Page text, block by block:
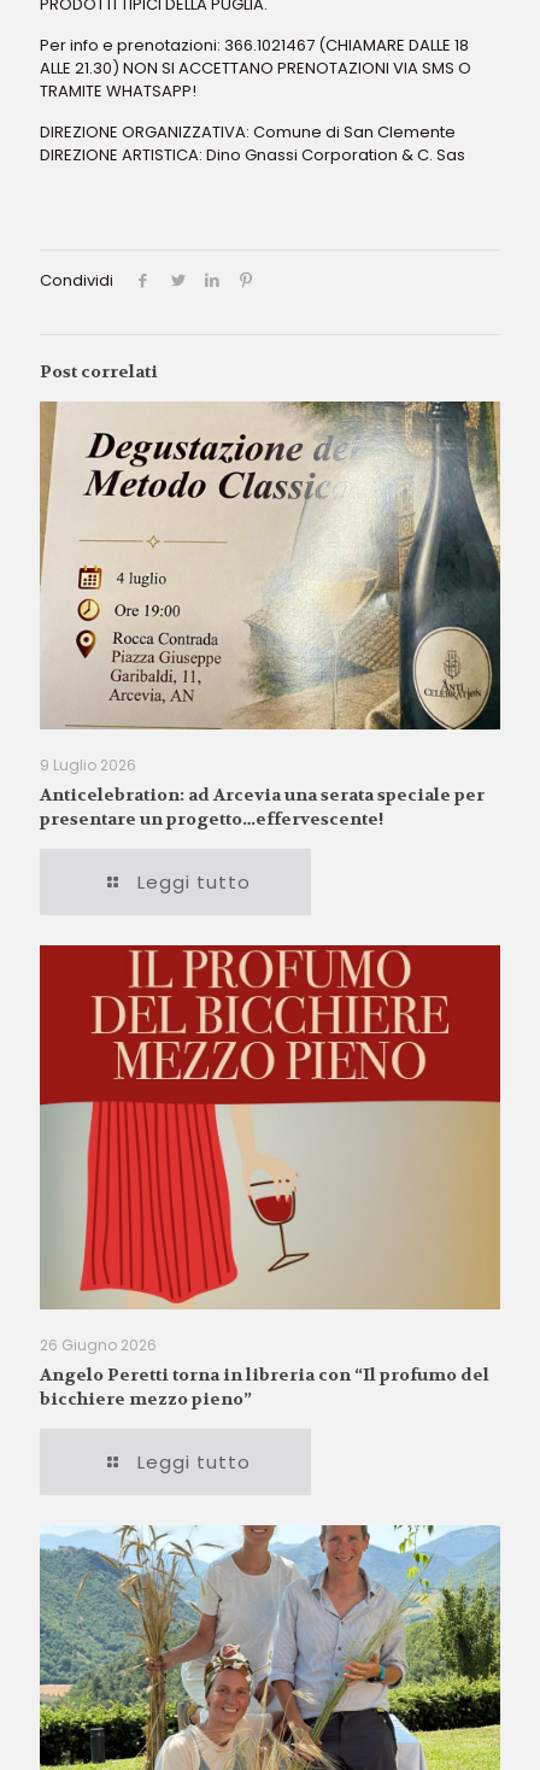
PRODOTTI TIPICI DELLA PUGLIA.
Per info e prenotazioni: 366.1021467 (CHIAMARE DALLE 18
ALLE 21.30) NON SI ACCETTANO PRENOTAZIONI VIA SMS O
TRAMITE WHATSAPP!
DIREZIONE ORGANIZZATIVA: Comune di San Clemente
DIREZIONE ARTISTICA: Dino Gnassi Corporation & C. Sas
Condividi
Post correlati
9 Luglio 2026
Anticelebration: ad Arcevia una serata speciale per
presentare un progetto…effervescente!
Leggi tutto
26 Giugno 2026
Angelo Peretti torna in libreria con “Il profumo del
bicchiere mezzo pieno”
Leggi tutto